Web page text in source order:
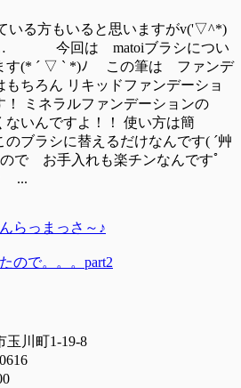
いる方もいると思いますがv('▽^*)
今回は matoiブラシについ
す(* ´ ▽ ` *)ﾉ この筆は ファンデ
ちろん リキッドファンデーショ
！ ミネラルファンデーションの
いんですよ！！ 使い方は簡
ラシに替えるだけなんです( ´艸
で お手入れも楽チンなんですﾟ
...
らっまっさ～♪
ので。。。part2
玉川町1-19-8